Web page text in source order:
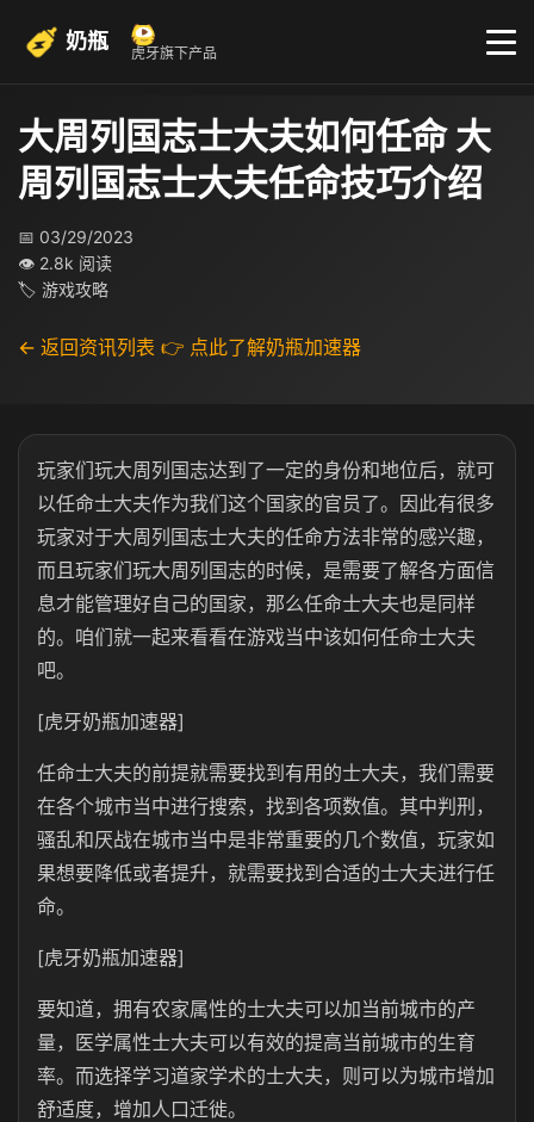
奶瓶 虎牙旗下产品
大周列国志士大夫如何任命 大
周列国志士大夫任命技巧介绍
📅 03/29/2023
👁 2.8k 阅读
🏷 游戏攻略
← 返回资讯列表 👉 点此了解奶瓶加速器
玩家们玩大周列国志达到了一定的身份和地位后，就可
以任命士大夫作为我们这个国家的官员了。因此有很多
玩家对于大周列国志士大夫的任命方法非常的感兴趣，
而且玩家们玩大周列国志的时候，是需要了解各方面信
息才能管理好自己的国家，那么任命士大夫也是同样
的。咱们就一起来看看在游戏当中该如何任命士大夫
吧。
[虎牙奶瓶加速器]
任命士大夫的前提就需要找到有用的士大夫，我们需要
在各个城市当中进行搜索，找到各项数值。其中判刑，
骚乱和厌战在城市当中是非常重要的几个数值，玩家如
果想要降低或者提升，就需要找到合适的士大夫进行任
命。
[虎牙奶瓶加速器]
要知道，拥有农家属性的士大夫可以加当前城市的产
量，医学属性士大夫可以有效的提高当前城市的生育
率。而选择学习道家学术的士大夫，则可以为城市增加
舒适度，增加人口迁徙。